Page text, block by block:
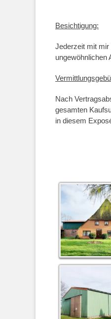
Besichtigung:
Jederzeit mit mir
ungewöhnlichen
Nach
gesamten
in diesem